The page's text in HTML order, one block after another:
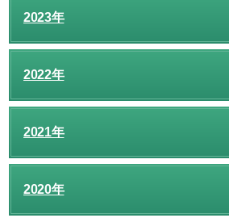
2023年
2022年
2021年
2020年